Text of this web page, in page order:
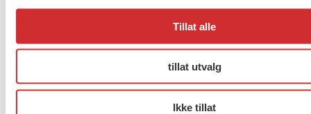
Tillat alle
tillat utvalg
Ikke tillat
Taushetsplikt og personvern